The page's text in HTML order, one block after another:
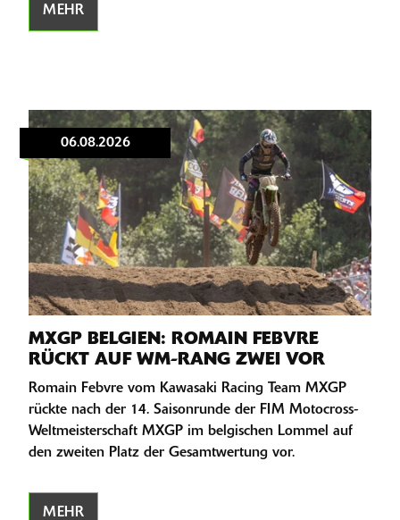
MEHR
06.08.2026
MXGP BELGIEN: ROMAIN FEBVRE
RÜCKT AUF WM-RANG ZWEI VOR
Romain Febvre vom Kawasaki Racing Team MXGP
rückte nach der 14. Saisonrunde der FIM Motocross-
Weltmeisterschaft MXGP im belgischen Lommel auf
den zweiten Platz der Gesamtwertung vor.
MEHR